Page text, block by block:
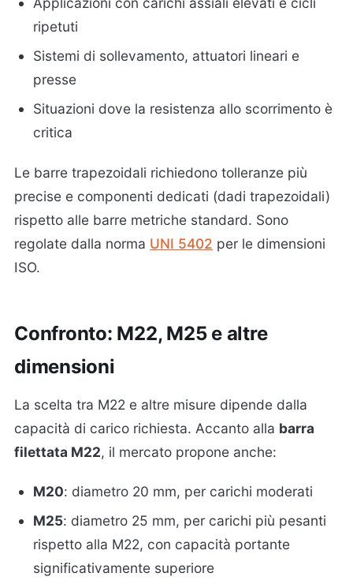
ripetuti
Sistemi di sollevamento, attuatori lineari e
presse
Situazioni dove la resistenza allo scorrimento è
critica
Le barre trapezoidali richiedono tolleranze più
precise e componenti dedicati (dadi trapezoidali)
rispetto alle barre metriche standard. Sono
regolate dalla norma UNI 5402 per le dimensioni
ISO.
Confronto: M22, M25 e altre
dimensioni
La scelta tra M22 e altre misure dipende dalla
capacità di carico richiesta. Accanto alla barra
filettata M22, il mercato propone anche:
M20: diametro 20 mm, per carichi moderati
M25: diametro 25 mm, per carichi più pesanti
rispetto alla M22, con capacità portante
significativamente superiore